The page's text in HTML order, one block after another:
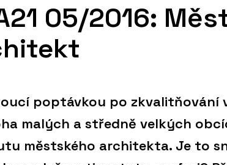
05/2016:
poptávkou po zkvalitňování
malých a středně velkých
městského architekta. Je to